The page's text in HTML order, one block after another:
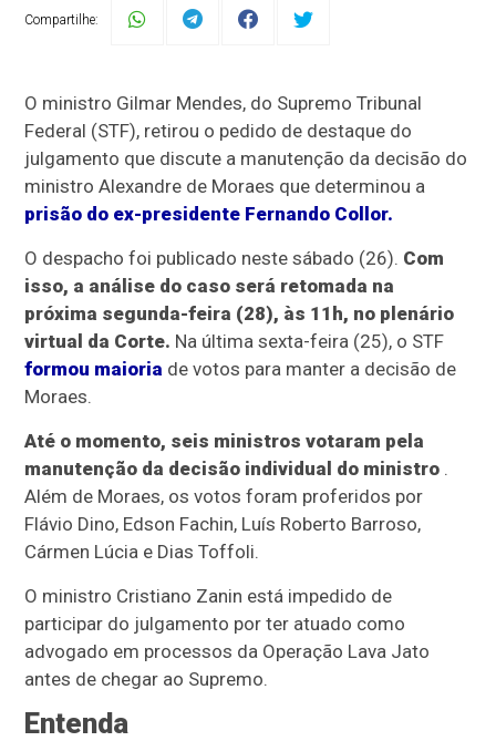
Compartilhe:
O ministro Gilmar Mendes, do Supremo Tribunal
Federal (STF), retirou o pedido de destaque do
julgamento que discute a manutenção da decisão do
ministro Alexandre de Moraes que determinou a
prisão do ex-presidente Fernando Collor.
O despacho foi publicado neste sábado (26). Com
isso, a análise do caso será retomada na
próxima segunda-feira (28), às 11h, no plenário
virtual da Corte. Na última sexta-feira (25), o STF
formou maioria de votos para manter a decisão de
Moraes.
Até o momento, seis ministros votaram pela
manutenção da decisão individual do ministro .
Além de Moraes, os votos foram proferidos por
Flávio Dino, Edson Fachin, Luís Roberto Barroso,
Cármen Lúcia e Dias Toffoli.
O ministro Cristiano Zanin está impedido de
participar do julgamento por ter atuado como
advogado em processos da Operação Lava Jato
antes de chegar ao Supremo.
Entenda